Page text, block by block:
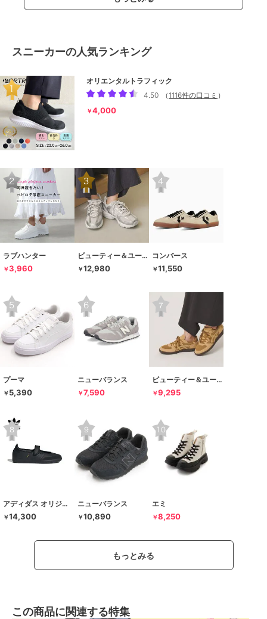
スニーカーの人気ランキング
オリエンタルトラフィック
4.50
（ 1116件の口コミ ）
￥4,000
ラブハンター
￥3,960
ビューティー＆ユース ユナイテッドアローズ
￥12,980
コンバース
￥11,550
プーマ
￥ 5,390
ニューバランス
￥7,590
ビューティー＆ユース ユナイテッドアローズ
￥9,295
アディダス オリジナルス
￥14,300
ニューバランス
￥10,890
エミ
￥8,250
もっとみる
この商品に関連する特集